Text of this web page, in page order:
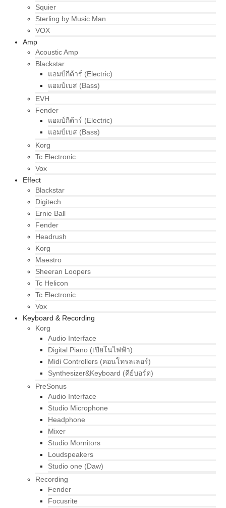
Squier
Sterling by Music Man
VOX
Amp
Acoustic Amp
Blackstar
แอมป์กีต้าร์ (Electric)
แอมป์เบส (Bass)
EVH
Fender
แอมป์กีต้าร์ (Electric)
แอมป์เบส (Bass)
Korg
Tc Electronic
Vox
Effect
Blackstar
Digitech
Ernie Ball
Fender
Headrush
Korg
Maestro
Sheeran Loopers
Tc Helicon
Tc Electronic
Vox
Keyboard & Recording
Korg
Audio Interface
Digital Piano (เปียโนไฟฟ้า)
Midi Controllers (คอนโทรลเลอร์)
Synthesizer&Keyboard (คีย์บอร์ด)
PreSonus
Audio Interface
Studio Microphone
Headphone
Mixer
Studio Mornitors
Loudspeakers
Studio one (Daw)
Recording
Fender
Focusrite